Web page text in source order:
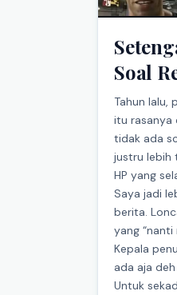
Soal
Tahun lalu,
itu rasanya
tidak ada
justru lebih
HP yang
Saya jadi
berita.
yang
Kepala
ada aja
Untuk